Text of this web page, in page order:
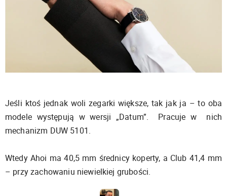
Jeśli ktoś jednak woli zegarki większe, tak jak ja – to oba
modele występują w wersji „Datum”. Pracuje w nich
mechanizm DUW 5101.
Wtedy Ahoi ma 40,5 mm średnicy koperty, a Club 41,4 mm
– przy zachowaniu niewielkiej grubości.